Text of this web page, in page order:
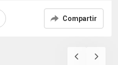
Compartir